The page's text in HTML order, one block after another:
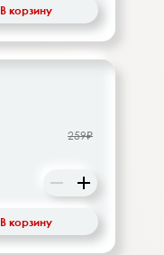
В корзину
259₽
В корзину